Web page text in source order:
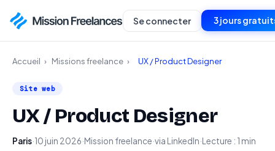
Se connecter 3 jours
Accueil › Missions freelance › UX / Product Designer
Site web
UX / Product Designer
Paris·10 juin 2026·Mission freelance·via LinkedIn·Lecture : 1 min